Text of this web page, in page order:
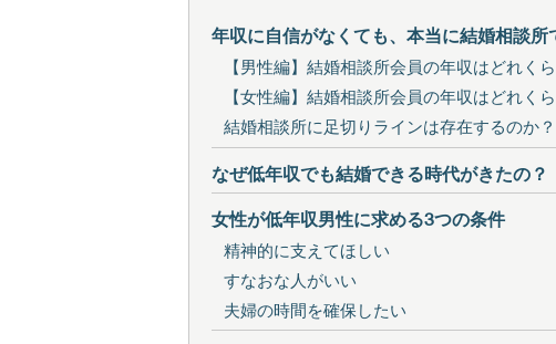
年収に自信がなくても、本当に結婚相談所
【男性編】結婚相談所会員の年収はどれく
【女性編】結婚相談所会員の年収はどれく
結婚相談所に足切りラインは存在するのか？
なぜ低年収でも結婚できる時代がきたの？
女性が低年収男性に求める3つの条件
精神的に支えてほしい
すなおな人がいい
夫婦の時間を確保したい